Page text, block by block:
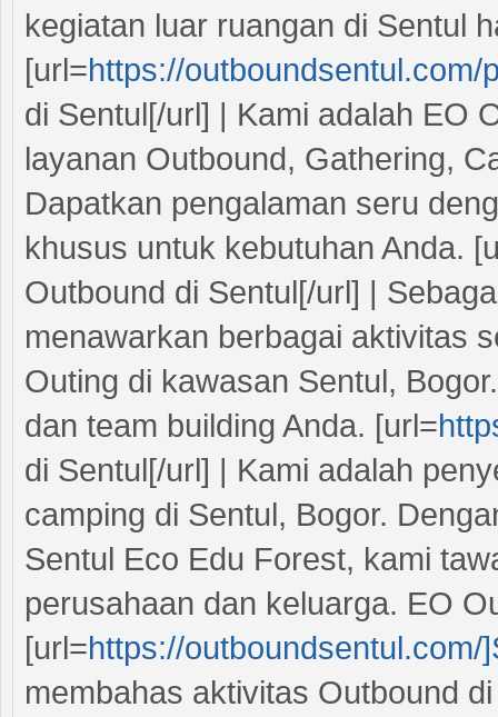
kegiatan luar ruangan di Sentul
[url=https://
di Sentul[/url] | Kami adalah EO
layanan Outbound, Gathering,
Dapatkan pengalaman seru
khusus untuk kebutuhan Anda.
Outbound di Sentul[/url] |
menawarkan berbagai aktivitas
Outing di kawasan Sentul,
dan team building Anda. [url=
di Sentul[/url] | Kami adalah
camping di Sentul, Bogor.
Sentul Eco Edu Forest, kami
perusahaan dan keluarga. EO
[url=https://outboundsentul.com/
membahas aktivitas Outbound